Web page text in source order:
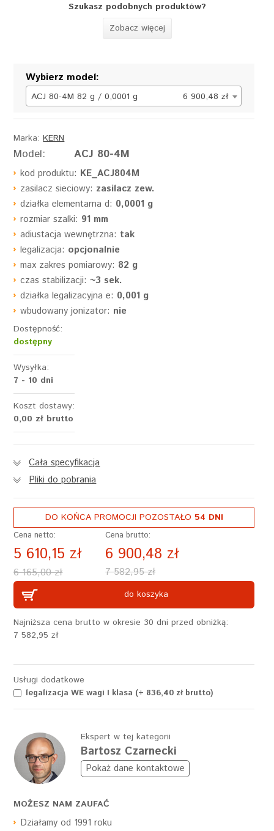
Szukasz podobnych produktów?
Zobacz więcej
Wybierz model:
ACJ 80-4M 82 g / 0,0001 g 6 900,48 zł
Marka:KERN
Model: ACJ 80-4M
kod produktu: KE_ACJ804M
zasilacz sieciowy: zasilacz zew.
działka elementarna d: 0,0001 g
rozmiar szalki: 91 mm
adiustacja wewnętrzna: tak
legalizacja: opcjonalnie
max zakres pomiarowy: 82 g
czas stabilizacji:~3 sek.
działka legalizacyjna e: 0,001 g
wbudowany jonizator: nie
Dostępność:
dostępny
Wysyłka:
7 - 10 dni
Koszt dostawy:
0,00 zł brutto
Cała specyfikacja
Pliki do pobrania
DO KOŃCA PROMOCJI POZOSTAŁO 54 DNI
Cena netto:
5 610,15 zł
6 165,00 zł
Cena brutto:
6 900,48 zł
7 582,95 zł
do koszyka
Najniższa cena brutto w okresie 30 dni przed obniżką:
7 582,95 zł
Usługi dodatkowe
legalizacja WE wagi I klasa (+ 836,40 zł brutto)
Ekspert w tej kategorii
Bartosz Czarnecki
Pokaż dane kontaktowe
MOŻESZ NAM ZAUFAĆ
Działamy od 1991 roku